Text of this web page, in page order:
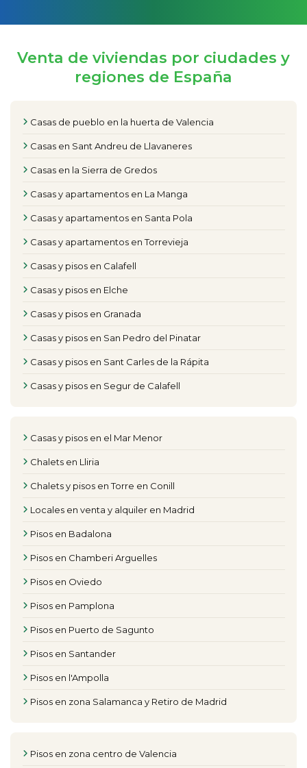
Venta de viviendas por ciudades y
regiones de España
Casas de pueblo en la huerta de Valencia
Casas en Sant Andreu de Llavaneres
Casas en la Sierra de Gredos
Casas y apartamentos en La Manga
Casas y apartamentos en Santa Pola
Casas y apartamentos en Torrevieja
Casas y pisos en Calafell
Casas y pisos en Elche
Casas y pisos en Granada
Casas y pisos en San Pedro del Pinatar
Casas y pisos en Sant Carles de la Rápita
Casas y pisos en Segur de Calafell
Casas y pisos en el Mar Menor
Chalets en Lliria
Chalets y pisos en Torre en Conill
Locales en venta y alquiler en Madrid
Pisos en Badalona
Pisos en Chamberi Arguelles
Pisos en Oviedo
Pisos en Pamplona
Pisos en Puerto de Sagunto
Pisos en Santander
Pisos en l'Ampolla
Pisos en zona Salamanca y Retiro de Madrid
Pisos en zona centro de Valencia